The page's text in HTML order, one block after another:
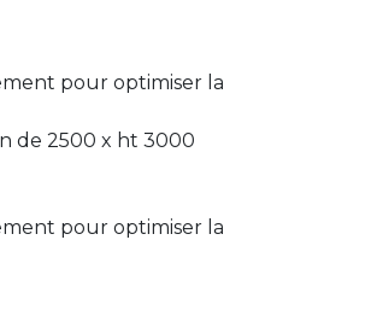
pour optimiser la
de 2500 x ht 3000
pour optimiser la